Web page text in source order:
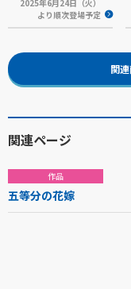
2025年6月24日（火）
より順次登場予定
関
関連ページ
作品
五等分の花嫁